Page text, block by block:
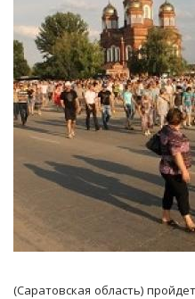
опасного
росатомовского
завода
(Саратовская область)